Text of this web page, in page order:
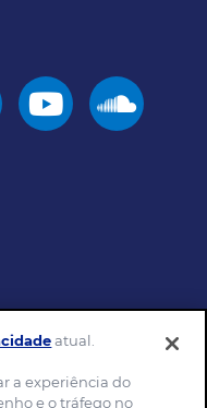
atual.
a experiência do
e o tráfego no